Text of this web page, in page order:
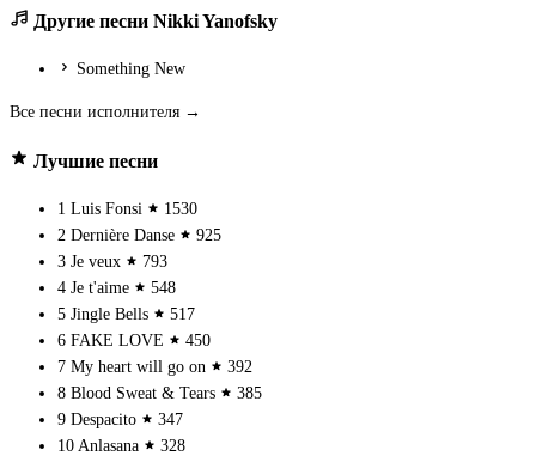
Другие песни Nikki Yanofsky
Something New
Все песни исполнителя →
Лучшие песни
1 Luis Fonsi
1530
2 Dernière Danse
925
3 Je veux
793
4 Je t'aime
548
5 Jingle Bells
517
6 FAKE LOVE
450
7 My heart will go on
392
8 Blood Sweat & Tears
385
9 Despacito
347
10 Anlasana 328